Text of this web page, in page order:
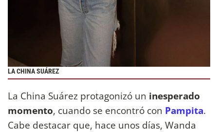
LA CHINA SUÁREZ
La China Suárez protagonizó un inesperado
momento, cuando se encontró con Pampita.
Cabe destacar que, hace unos días, Wanda